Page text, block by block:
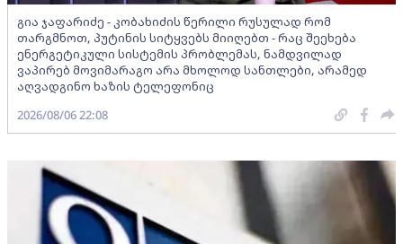
გია ჯაფარიძე - კობახიძის წერილი რუსულად რომ
თარგმნოთ, პუტინის სიტყვებს მიიღებთ - რაც შეეხება
ენერგეტიკული სისტემის პრობლემას, ნამდვილად
ვაპირებ მოვიმარაგო არა მხოლოდ სანთლები, არამედ
აღვადგინო ხაზის ტელეფონიც
2026/08/06 22:08